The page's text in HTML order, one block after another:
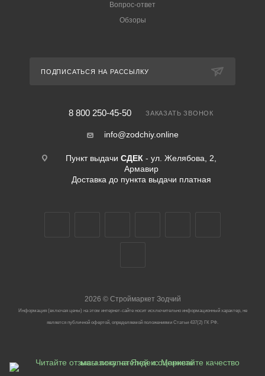
Вопрос-ответ
Обзоры
ПОДПИСАТЬСЯ НА РАССЫЛКУ
8 800 250-45-50 ЗАКАЗАТЬ ЗВОНОК
info@zodchiy.online
Пункт выдачи СДЕК - ул. Желябова, 2,
Армавир
Доставка до пункта выдачи платная
2026 ©Строймаркет Зодчий
Информация (включая цены) на этом интернет-сайте носит исключительно информационный характер, не
является публичной офертой, определяемой положениями Статьи 437(2) ГК РФ.